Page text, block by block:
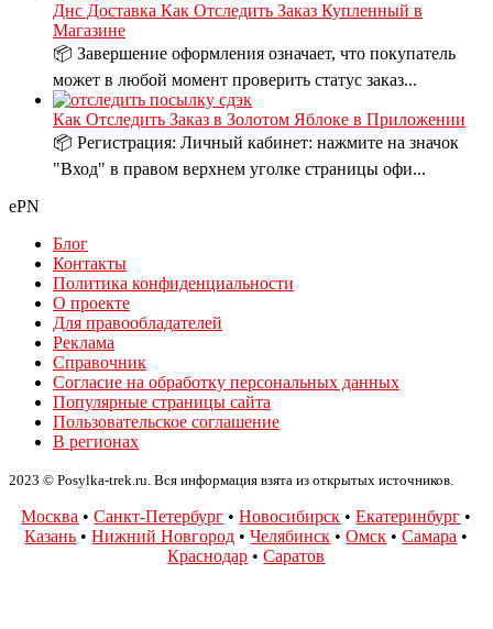
Днс Доставка Как Отследить Заказ Купленный в
Магазине
📦 Завершение оформления означает, что покупатель
может в любой момент проверить статус заказ...
Как Отследить Заказ в Золотом Яблоке в Приложении
📦 Регистрация: Личный кабинет: нажмите на значок
"Вход" в правом верхнем уголке страницы офи...
ePN
Блог
Контакты
Политика конфиденциальности
О проекте
Для правообладателей
Реклама
Справочник
Согласие на обработку персональных данных
Популярные страницы сайта
Пользовательское соглашение
В регионах
2023 © Posylka-trek.ru. Вся информация взята из открытых источников.
Москва •Санкт-Петербург •Новосибирск •Екатеринбург •
Казань •Нижний Новгород •Челябинск •Омск •Самара •
Краснодар •Саратов